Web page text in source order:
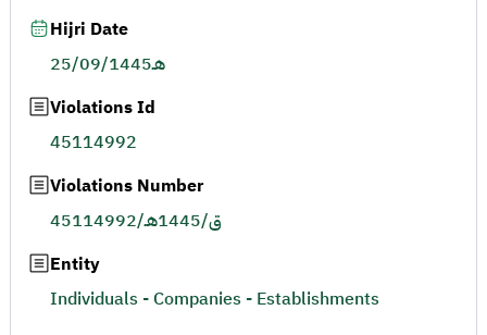
Hijri Date
25/09/1445هـ
Violations Id
45114992
Violations Number
45114992/ق/1445هـ
Entity
Individuals - Companies - Establishments